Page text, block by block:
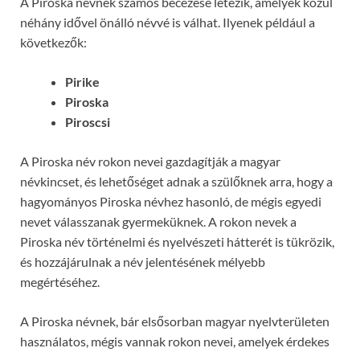
néhány idővel önálló névvé is válhat. Ilyenek például a
következők:
Pirike
Piroska
Piroscsi
A Piroska név rokon nevei gazdagítják a magyar
névkincset, és lehetőséget adnak a szülőknek arra, hogy a
hagyományos Piroska névhez hasonló, de mégis egyedi
nevet válasszanak gyermeküknek. A rokon nevek a
Piroska név történelmi és nyelvészeti hátterét is tükrözik,
és hozzájárulnak a név jelentésének mélyebb
megértéséhez.
A Piroska névnek, bár elsősorban magyar nyelvterületen
használatos, mégis vannak rokon nevei, amelyek érdekes